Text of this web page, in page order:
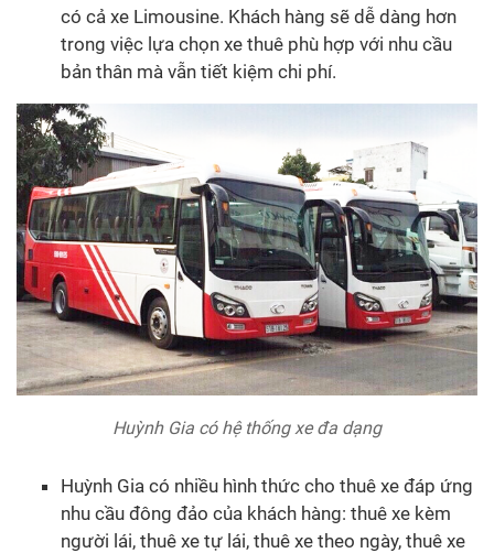
có cả xe Limousine. Khách hàng sẽ dễ dàng hơn
trong việc lựa chọn xe thuê phù hợp với nhu cầu
bản thân mà vẫn tiết kiệm chi phí.
Huỳnh Gia có hệ thống xe đa dạng
Huỳnh Gia có nhiều hình thức cho thuê xe đáp ứng
nhu cầu đông đảo của khách hàng: thuê xe kèm
người lái, thuê xe tự lái, thuê xe theo ngày, thuê xe